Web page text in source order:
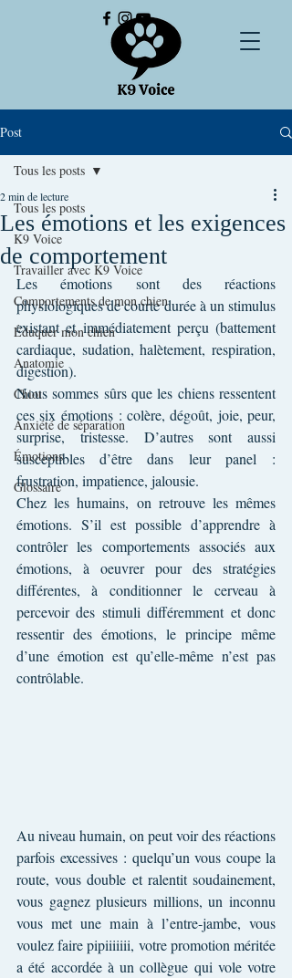
Post
Tous les posts
K9 Voice
Travailler avec K9 Voice
Comportements de mon chien
Éduquer mon chien
Anatomie
Chiot
Anxiété de séparation
Émotions
Glossaire
Tous les posts
Les émotions et les exigences
de comportement
2 min de lecture
Les émotions sont des réactions
physiologiques de courte durée à un stimulus
existant et immédiatement perçu (battement
cardiaque, sudation, halètement, respiration,
digestion).
Nous sommes sûrs que les chiens ressentent
ces six émotions : colère, dégoût, joie, peur,
surprise, tristesse. D’autres sont aussi
susceptibles d’être dans leur panel :
frustration, impatience, jalousie.
Chez les humains, on retrouve les mêmes
émotions. S’il est possible d’apprendre à
contrôler les comportements associés aux
émotions, à oeuvrer pour des stratégies
différentes, à conditionner le cerveau à
percevoir des stimuli différemment et donc
ressentir des émotions, le principe même
d’une émotion est qu’elle-même n’est pas
contrôlable.
Au niveau humain, on peut voir des réactions
parfois excessives : quelqu’un vous coupe la
route, vous double et ralentit soudainement,
vous gagnez plusieurs millions, un inconnu
vous met une main à l’entre-jambe, vous
voulez faire pipiiiiiii, votre promotion méritée
a été accordée à un collègue qui vole votre